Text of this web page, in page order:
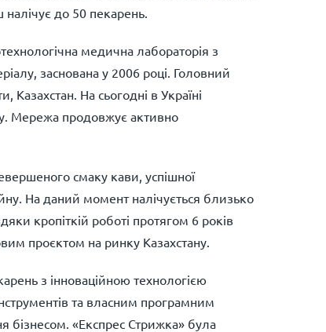
до 50 пекарень.
медична лабораторія з
заснована у 2006 році. Головний
Казахстан. На сьогодні в Україні
Мережа продовжує активно
смаку кави, успішної
На даний момент налічується близько
кропіткій роботі протягом 6 років
проєктом на ринку Казахстану.
з інноваційною технологією
та власним програмним
бізнесом. «Експрес Стрижка» була